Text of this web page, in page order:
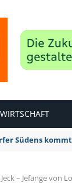
WIRTSCHAFT
Südens
– Jefange von